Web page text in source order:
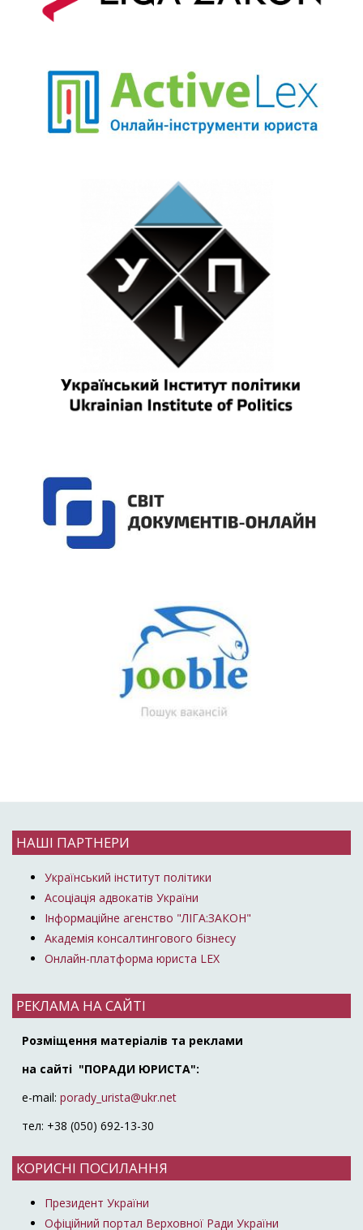
НАШІ ПАРТНЕРИ
Український інститут політики
Асоціація адвокатів України
Інформаційне агенство "ЛІГА:ЗАКОН"
Академія консалтингового бізнесу
Онлайн-платформа юриста LEX
РЕКЛАМА НА САЙТІ
Розміщення матеріалів та реклами
на сайті "ПОРАДИ ЮРИСТА":
e-mail: porady_urista@ukr.net
тел: +38 (050) 692-13-30
КОРИСНІ ПОСИЛАННЯ
Президент України
Офіційний портал Верховної Ради України